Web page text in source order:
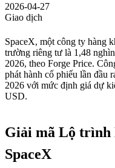
2026-04-27
Giao dịch
SpaceX, một công ty hàng
trường riêng tư là 1,48
2026, theo Forge Price.
phát hành cổ phiếu lần đầu
2026 với mức định giá dự
USD.
Giải mã Lộ trình
SpaceX